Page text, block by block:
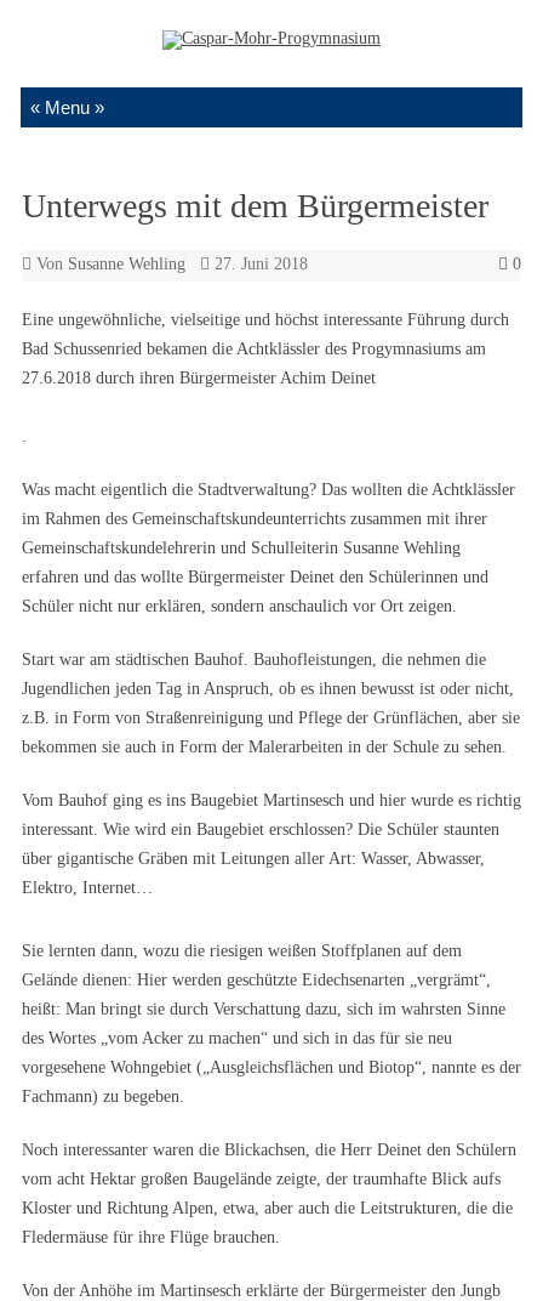
Zum Inhalt springen
Unterwegs mit dem Bürgermeister
Von Susanne Wehling 27. Juni 2018 0
Eine ungewöhnliche, vielseitige und höchst interessante Führung durch
Bad Schussenried bekamen die Achtklässler des Progymnasiums am
27.6.2018 durch ihren Bürgermeister Achim Deinet
.
Was macht eigentlich die Stadtverwaltung? Das wollten die Achtklässler
im Rahmen des Gemeinschaftskundeunterrichts zusammen mit ihrer
Gemeinschaftskundelehrerin und Schulleiterin Susanne Wehling
erfahren und das wollte Bürgermeister Deinet den Schülerinnen und
Schüler nicht nur erklären, sondern anschaulich vor Ort zeigen.
Start war am städtischen Bauhof. Bauhofleistungen, die nehmen die
Jugendlichen jeden Tag in Anspruch, ob es ihnen bewusst ist oder nicht,
z.B. in Form von Straßenreinigung und Pflege der Grünflächen, aber sie
bekommen sie auch in Form der Malerarbeiten in der Schule zu sehen.
Vom Bauhof ging es ins Baugebiet Martinsesch und hier wurde es richtig
interessant. Wie wird ein Baugebiet erschlossen? Die Schüler staunten
über gigantische Gräben mit Leitungen aller Art: Wasser, Abwasser,
Elektro, Internet…
Sie lernten dann, wozu die riesigen weißen Stoffplanen auf dem
Gelände dienen: Hier werden geschützte Eidechsenarten „vergrämt“,
heißt: Man bringt sie durch Verschattung dazu, sich im wahrsten Sinne
des Wortes „vom Acker zu machen“ und sich in das für sie neu
vorgesehene Wohngebiet („Ausgleichsflächen und Biotop“, nannte es der
Fachmann) zu begeben.
Noch interessanter waren die Blickachsen, die Herr Deinet den Schülern
vom acht Hektar großen Baugelände zeigte, der traumhafte Blick aufs
Kloster und Richtung Alpen, etwa, aber auch die Leitstrukturen, die die
Fledermäuse für ihre Flüge brauchen.
Von der Anhöhe im Martinsesch erklärte der Bürgermeister den Jungb